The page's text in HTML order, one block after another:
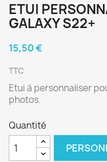
ETUI
GALAXY S22+
15,50 €
TTC
Etui à personnaliser
photos.
Quantité